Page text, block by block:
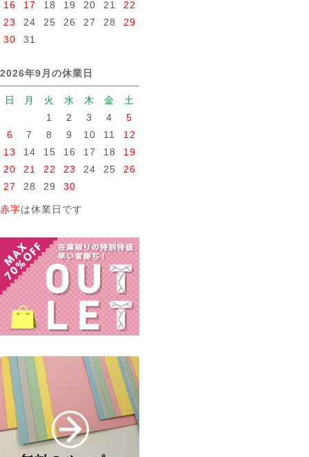
16 17 18 19 20 21
22
23
24 25 26 27 28
29
30
31
2026年9月の休業日
日 月 火 水 木 金
土
1
2 3 4
5
6
7 8 9 10 11
12
13
14 15 16 17 18
19
20
21 22 23 24 25
26
27
28 29 30
赤字は休業日です